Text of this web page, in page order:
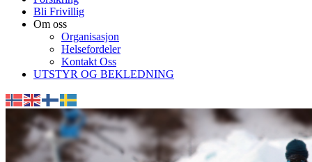
Bli Frivillig
Om oss
Organisasjon
Helsefordeler
Kontakt Oss
UTSTYR OG BEKLEDNING